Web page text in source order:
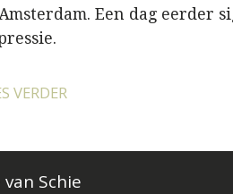
Een dag eerder
VERDER
van Schie